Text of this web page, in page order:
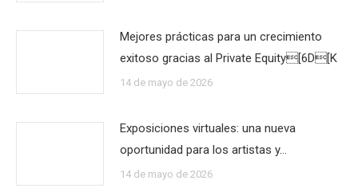
Mejores prácticas para un crecimiento
exitoso gracias al Private Equity[6D[K
14 de mayo de 2026
Exposiciones virtuales: una nueva
oportunidad para los artistas y…
14 de mayo de 2026